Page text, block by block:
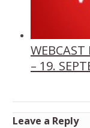
– 19.
Leave a Reply